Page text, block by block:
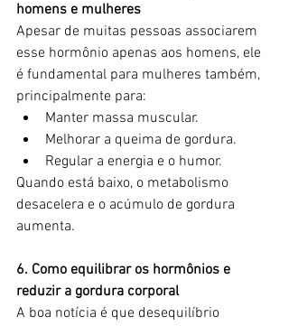
homens e mulheres
Apesar de muitas pessoas associarem
esse hormônio apenas aos homens, ele
é fundamental para mulheres também,
principalmente para:
Manter massa muscular.
Melhorar a queima de gordura.
Regular a energia e o humor.
Quando está baixo, o metabolismo
desacelera e o acúmulo de gordura
aumenta.
6. Como equilibrar os hormônios e
reduzir a gordura corporal
A boa notícia é que desequilíbrio